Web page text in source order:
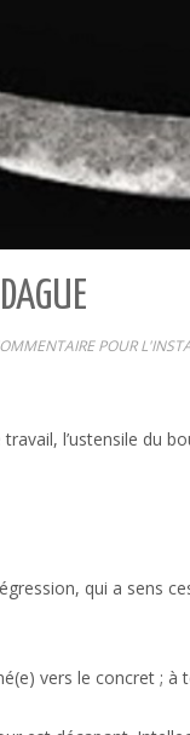
POUR
l’ustensile du
qui a sens
vers le concret ;